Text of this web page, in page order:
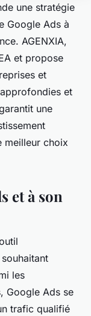
une stratégie
Google Ads à
AGENXIA,
et propose
et
et
une
meilleur choix
et à son
les
Google Ads se
trafic qualifié